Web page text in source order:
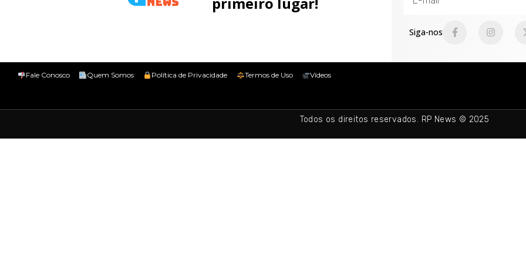
Siga-nos
Fale Conosco Quem Somos Política de Privacidade Termos de Uso Vídeos
Todos os direitos reservados. RP News © 2025